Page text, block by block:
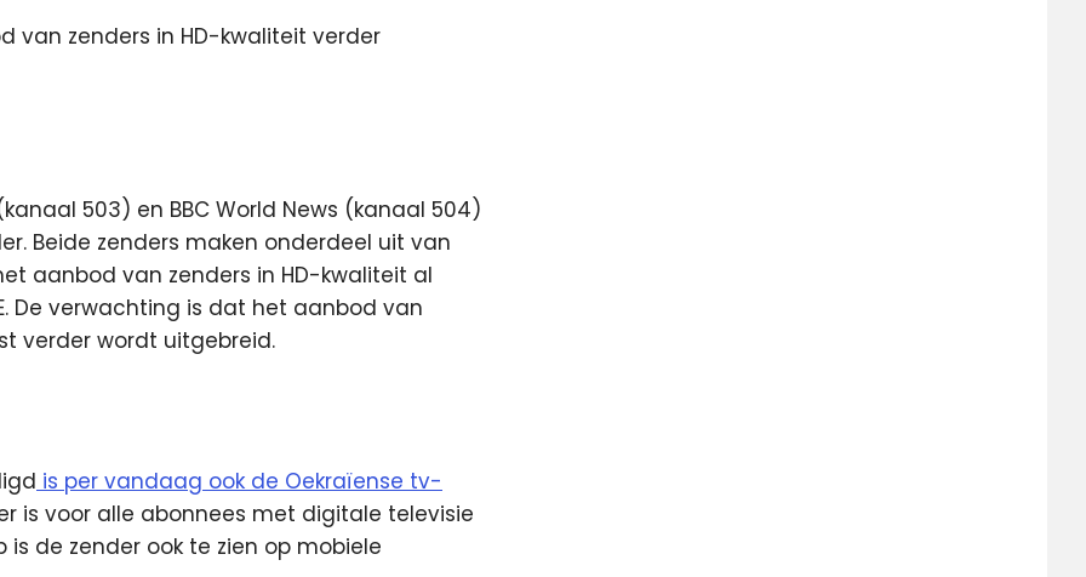
van zenders in HD-kwaliteit verder
503) en BBC World News (kanaal 504)
Beide zenders maken onderdeel uit van
aanbod van zenders in HD-kwaliteit al
De verwachting is dat het aanbod van
verder wordt uitgebreid.
is per vandaag ook de Oekraïense tv-
is voor alle abonnees met digitale televisie
de zender ook te zien op mobiele